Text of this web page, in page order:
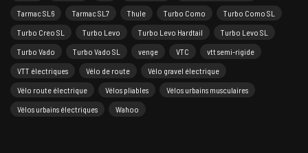
Tarmac SL6
Tarmac SL7 Thule Turbo Como
Turbo Como SL
Turbo Creo SL
Turbo Levo Turbo Levo Hardtail
Turbo Levo SL
Turbo Vado
Turbo Vado SL venge VTC
vtt semi-rigide
VTT électriques
Vélo de route
Vélo gravel électrique
Vélo route électrique
Vélos pliables
Vélos urbains musculaires
Vélos urbains électriques
Wahoo